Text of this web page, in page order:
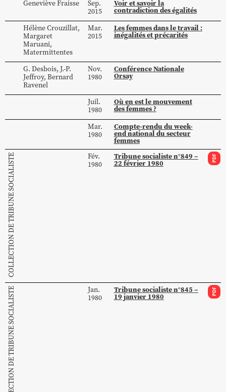
GenevièveFraisse
Sep.
2015
Voir et savoir la
contradiction des égalités
HélèneCrouzillat,
Margaret
Maruani,
Matermittentes
Mar.
2015
Les femmes dans le travail :
inégalités et précarités
G. Desbois, J.-P.
Jeffroy, Bernard
Ravenel
Nov.
1980
Conférence Nationale
Orsay
Juil.
1980
Où en est le mouvement
des femmes ?
Mar.
1980
Compte-rendu du week-
end national du secteur
femmes
COLLECTION DE TRIBUNE SOCIALISTE
Fév.
1980
Tribune socialiste n°849 –
22 février 1980 PDF
COLLECTION DE TRIBUNE SOCIALISTE
Jan.
1980
Tribune socialiste n°845 –
19 janvier 1980 PDF